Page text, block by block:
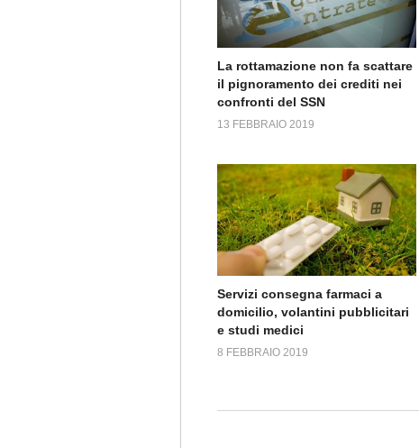
La rottamazione non fa scattare
il pignoramento dei crediti nei
confronti del SSN
13 FEBBRAIO 2019
Servizi consegna farmaci a
domicilio, volantini pubblicitari
e studi medici
8 FEBBRAIO 2019